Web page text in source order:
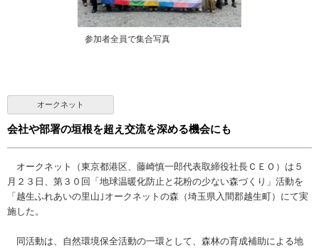
参加者全員で集合写真
オークネット
会社や部署の垣根を超え交流を深める機会にも
オークネット（東京都港区、藤崎慎一郎代表取締役社長ＣＥＯ）は５
月２３日、第３０回「地球温暖化防止と花粉の少ない森づくり」活動を
「越生ふれあいの里山｣オークネットの森（埼玉県入間郡越生町）にて実
施した。
同活動は、自然環境保全活動の一環として、森林の育成補助による地